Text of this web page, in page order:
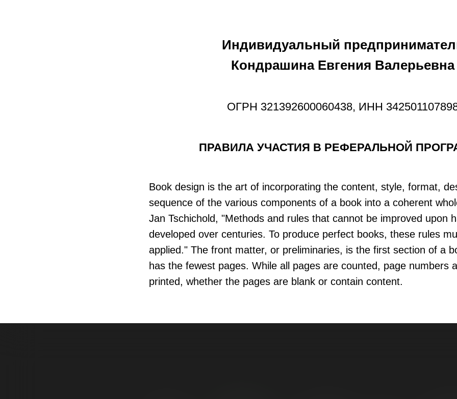
Индивидуальный
Кондрашина Евгения Валерьевна
ОГРН 321392600060438, ИНН
ПРАВИЛА УЧАСТИЯ В РЕФЕРАЛЬНОЙ
Book design is the art of incorporating the content, style, format,
sequence of the various components of a book into a coherent
Jan Tschichold, "Methods and rules that cannot be improved upon
developed over centuries. To produce perfect books, these rules
applied." The front matter, or preliminaries, is the first section of a
has the fewest pages. While all pages are counted, page numbers
printed, whether the pages are blank or contain content.